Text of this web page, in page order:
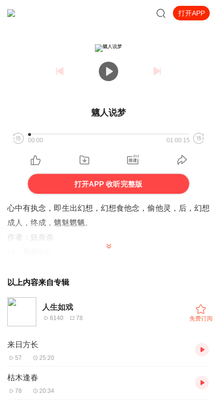
打开APP
魑人说梦
00:00 01:00:15
打开APP 收听完整版
心中有执念，即生出幻想，幻想食他念，偷他灵，后，幻想
成人，终成，魑魅魍魉。
作者：妖奈奈
以上内容来自专辑
人生如戏
6140 78 免费订阅
来日方长
57 25:20
枯木逢春
78 20:34